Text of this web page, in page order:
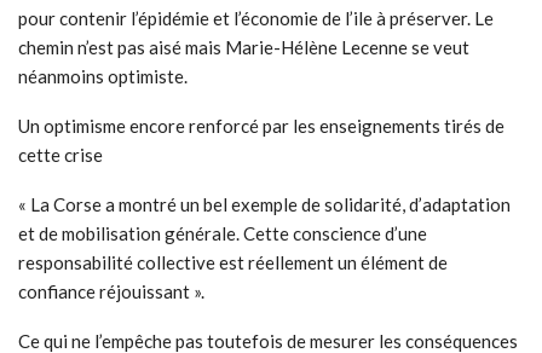
pour contenir l’épidémie et l’économie de l’ile à préserver. Le
chemin n’est pas aisé mais Marie-Hélène Lecenne se veut
néanmoins optimiste.
Un optimisme encore renforcé par les enseignements tirés de
cette crise
« La Corse a montré un bel exemple de solidarité, d’adaptation
et de mobilisation générale. Cette conscience d’une
responsabilité collective est réellement un élément de
confiance réjouissant ».
Ce qui ne l’empêche pas toutefois de mesurer les conséquences